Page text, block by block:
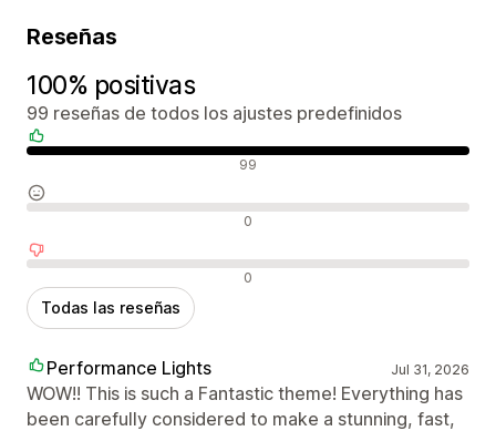
Reseñas
100% positivas
99 reseñas de todos los ajustes predefinidos
Reseñas positivas 99
Reseñas neutras 0
Reseñas negativas 0
Todas las reseñas
Performance Lights Jul 31, 2026
WOW!! This is such a Fantastic theme! Everything has
been carefully considered to make a stunning, fast,